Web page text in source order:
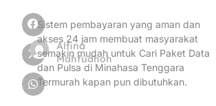
Alfina
Mahfudhoh
Sistem pembayaran yang aman dan
akses 24 jam membuat masyarakat
semakin mudah untuk Cari Paket Data
dan Pulsa di Minahasa Tenggara
Termurah kapan pun dibutuhkan.